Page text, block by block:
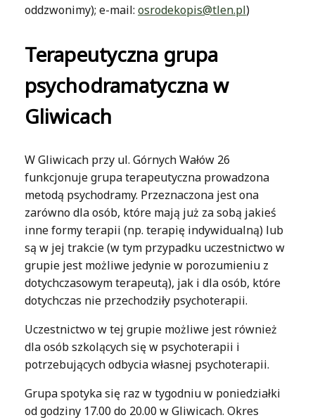
oddzwonimy); e-mail: osrodekopis@tlen.pl)
Terapeutyczna grupa
psychodramatyczna w
Gliwicach
W Gliwicach przy ul. Górnych Wałów 26
funkcjonuje grupa terapeutyczna prowadzona
metodą psychodramy. Przeznaczona jest ona
zarówno dla osób, które mają już za sobą jakieś
inne formy terapii (np. terapię indywidualną) lub
są w jej trakcie (w tym przypadku uczestnictwo w
grupie jest możliwe jedynie w porozumieniu z
dotychczasowym terapeutą), jak i dla osób, które
dotychczas nie przechodziły psychoterapii.
Uczestnictwo w tej grupie możliwe jest również
dla osób szkolących się w psychoterapii i
potrzebujących odbycia własnej psychoterapii.
Grupa spotyka się raz w tygodniu w poniedziałki
od godziny 17.00 do 20.00 w Gliwicach. Okres